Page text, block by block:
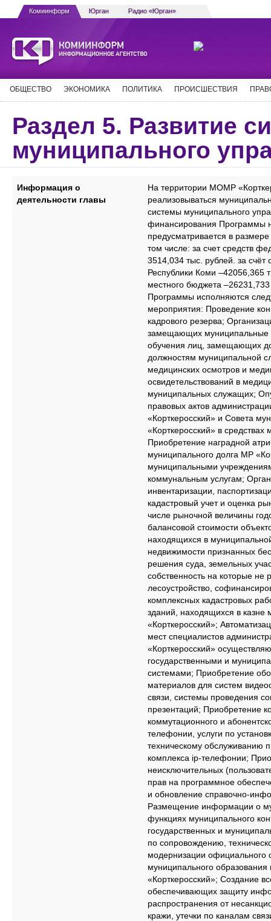
Комиинформ Юрган Радио «Юрган»
ОБЩЕСТВО ЭКОНОМИКА ПОЛИТИКА ПРОИСШЕСТВИЯ
Раздел 5. Развитие
муниципального
Информация о
деятельности главы
На территории МОМР
реализовываться
системы муниципального
финансирования Программы
предусматривается в
том числе: за счет средств
3514,034 тыс. рублей. за счёт
Республики Коми –42056,365
местного бюджета
Программы исполняются
мероприятия: Проведение
кадрового резерва;
замещающих муниципальные
обучения лиц, замещающих
должностям муниципальной
медицинских осмотров и
освидетельствований в
муниципальных служащих;
правовых актов
«Корткеросский» и Совета
«Корткеросский» в
Приобретение наградной
муниципального долга МР
муниципальными
коммунальным услугам;
инвентаризации,
кадастровый учет и оценка
числе рыночной величины
балансовой стоимости
находящихся в
недвижимости признанных
решения суда, земельных
собственность на которые не
лесоустройство,
комплексных кадастровых
зданий, находящихся в казне
«Корткеросский»;
мест специалистов
«Корткеросский»
государственными и
системами; Приобретение
материалов для систем
связи, системы проведения
презентаций; Приобретение
коммутационного и
телефонии, услуги по
техническому обслуживанию
комплекса ip-телефонии;
неисключительных
прав на программное
и обновление справочно-
Размещение информации о
функциях муниципального
государственных и
по сопровождению,
модернизации официального
муниципального
«Корткеросский»; Создание
обеспечивающих защиту
распространения от
кражи, утечки по каналам